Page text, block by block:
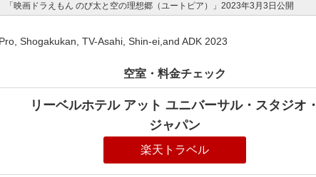
「映画ドラえもん のび太と空の理想郷（ユートピア）」2023年3月3日公開
Shogakukan, TV-Asahi, Shin-ei,and ADK 2023
空室・料金チェック
リーベルホテル アット ユニバーサル・スタジオ・
ジャパン
楽天トラベル